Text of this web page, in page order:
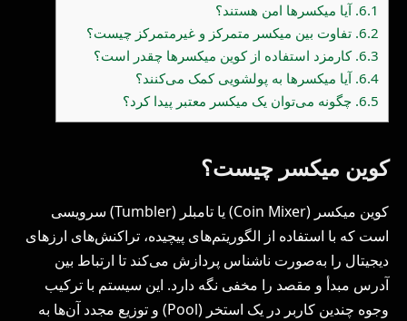
6.1. آیا میکسرها امن هستند؟
6.2. تفاوت بین میکسر متمرکز و غیرمتمرکز چیست؟
6.3. کارمزد استفاده از کوین میکسرها چقدر است؟
6.4. آیا میکسرها به پولشویی کمک می‌کنند؟
6.5. چگونه می‌توان یک میکسر معتبر پیدا کرد؟
کوین میکسر چیست؟
کوین میکسر (Coin Mixer) یا تامبلر (Tumbler) سرویسی
است که با استفاده از الگوریتم‌های پیچیده، تراکنش‌های ارزهای
دیجیتال را به‌صورت ناشناس پردازش می‌کند تا ارتباط بین
آدرس مبدأ و مقصد را مخفی نگه دارد. این سیستم با ترکیب
وجوه چندین کاربر در یک استخر (Pool) و توزیع مجدد آن‌ها به